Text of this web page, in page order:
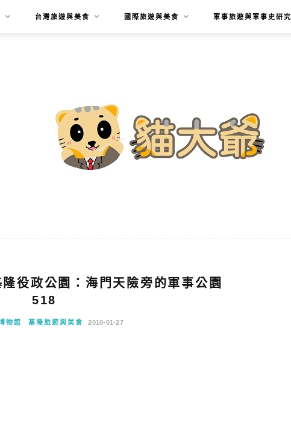
台灣旅遊與美食 國際旅遊與美食 軍事旅遊與軍事史研究
隆役政公園：海門天險旁的軍事公園
518
物館 基隆旅遊與美食 2010-01-27